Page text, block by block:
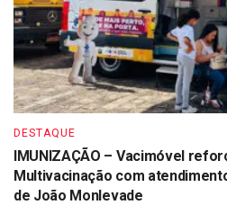
DESTAQUE
IMUNIZAÇÃO – Vacimóvel
Multivacinação com
de João Monlevade